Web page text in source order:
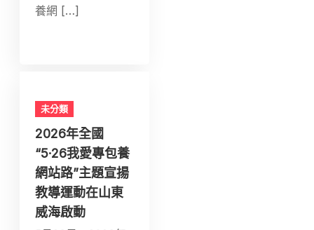
養網 […]
未分類
2026年全國
“5·26我愛專包養
網站路”主題宣揚
教導運動在山東
威海啟動